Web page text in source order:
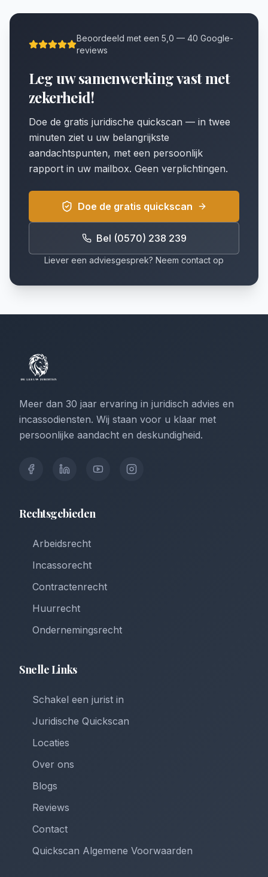
Beoordeeld met een 5,0 — 40 Google-
reviews
Leg uw samenwerking vast met
zekerheid!
Doe de gratis juridische quickscan — in twee
minuten ziet u uw belangrijkste
aandachtspunten, met een persoonlijk
rapport in uw mailbox. Geen verplichtingen.
Doe de gratis quickscan
Bel (0570) 238 239
Liever een adviesgesprek? Neem contact op
Meer dan 30 jaar ervaring in juridisch advies en
incassodiensten. Wij staan voor u klaar met
persoonlijke aandacht en deskundigheid.
Rechtsgebieden
Arbeidsrecht
Incassorecht
Contractenrecht
Huurrecht
Ondernemingsrecht
Snelle Links
Schakel een jurist in
Juridische Quickscan
Locaties
Over ons
Blogs
Reviews
Contact
Quickscan Algemene Voorwaarden